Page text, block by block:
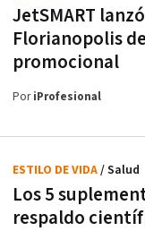
JetSMART
Florianopolis
promocional
PoriProfesional
Los 5
respaldo
ESTILO DE VIDA/ Salud